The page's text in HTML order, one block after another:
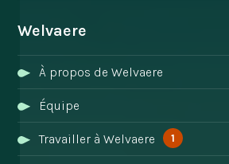
Welvaere
À propos de Welvaere
Équipe
Travailler à Welvaere 1